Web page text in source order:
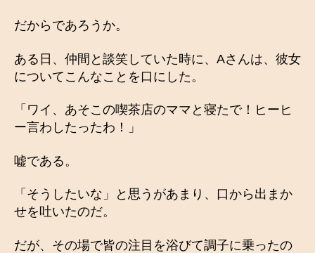
だからであろうか。
ある日、仲間と談笑していた時に、Aさんは、彼女
についてこんなことを口にした。
「ワイ、あそこの喫茶店のママと寝たで！ヒーヒ
ー言わしたったわ！」
嘘である。
「そうしたいな」と思うがあまり、口から出まか
せを吐いたのだ。
だが、その場で皆の注目を浴びて調子に乗ったの